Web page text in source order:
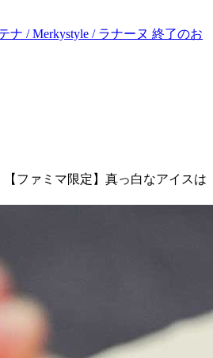
ナ / Merkystyle / ラナーヌ 終了のお
【ファミマ限定】真っ白なアイスは